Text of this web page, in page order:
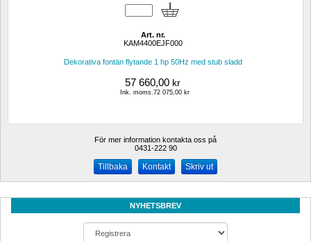
Art. nr.
KAM4400EJF000
Dekorativa fontän flytande 1 hp 50Hz med stub sladd
57 660,00 kr
Ink. moms.72 075,00 kr
För mer information kontakta oss på
0431-222 90
Kontakt Skriv ut
NYHETSBREV